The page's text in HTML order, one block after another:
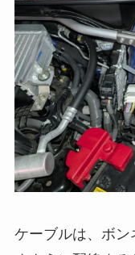
ケーブルは、ボン